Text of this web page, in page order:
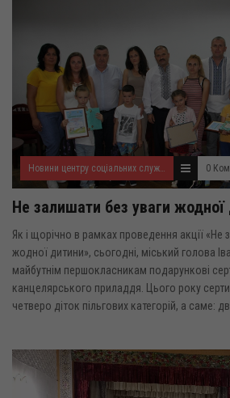
Новини центру соціальних служб для сім'ї, дітей та молоді 0
Не залишати без уваги жодної
Як і щорічно в рамках проведення акції «Не
жодної дитини», сьогодні, міський голова
майбутнім першокласникам подарункові
канцелярського приладдя. Цього року
четверо діток пільгових категорій, а саме: